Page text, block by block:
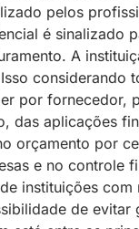
pelos
é sinalizado
A
considerando
por fornecedor,
das aplicações
orçamento por
e no controle
instituições com
de evitar